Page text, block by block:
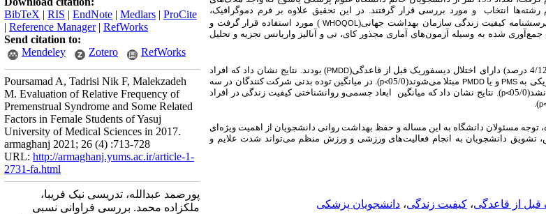
انتخاب و مورد بررسی قرار گرفتند. در این تحقیق علاوه بر فرم دموگرافیک،
کیفیت زندگی سازمان بهداشت جهانی(WHOQOL) مورد استفاده قرار گرفت و
شده به وسیله آزمون‌های آماری مجذور کای، تی و آنالیز واریانس تجزیه و تحلیل
اختلال دیسفوریک قبل از قاعدگی(PMDD) بودند. نتایج نشان داد که افراد
به PMSو یاPMDD مبتلا می‌شوند(05/0 p<). در میانگین توده بدنی شرکت کنندگان در سه
0
p<). نتایج نشان داد که میانگین ابعاد جسمی‌و روانشناختی کیفیت زندگی در افراد
).
توجه مسئولان دانشگاه به این مساله و حفظ بهداشت روانی دانشجویان از اهمیت ویژه‌ای
تشویق دانشجویان به انجام فعالیت‌های ورزشی و ورزش منظم می‌تواند شدت علایم و
قبل از قاعدگی، کیفیت زندگی، دانشجویان پزشکی
BibTeX | RIS | EndNote | Medlars | ProCite
| Reference Manager| RefWorks
Send citation to:
Mendeley
Zotero RefWorks
Poursamad A, Tadrisi Nik F, Malekzadeh
M. Evaluation of Relative Frequency of
Premenstrual Syndrome and Some Related
Factors in Female Students of Yasuj
University of Medical Sciences in 2017.
armaghanj 2021; 26 (4) :713-728
URL: http://armaghanj.yums.ac.ir/article-1-
2731-fa.html
پورصمد عبدالله، تدریسی نیک فریبا،
ملکزاده محمد. بررسی فراوانی نسبی